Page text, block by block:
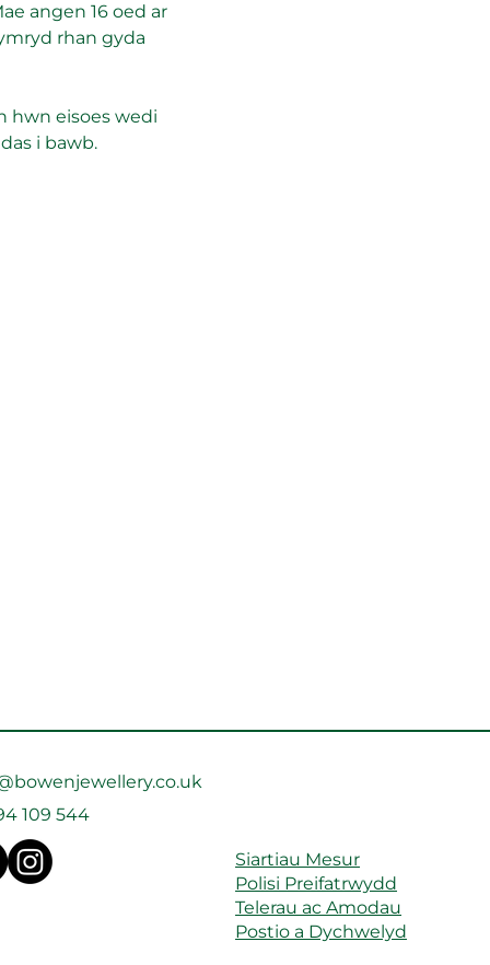
angen 16 oed ar
rhan gyda
hwn eisoes wedi
i bawb.
109 544
Siartiau Mesur
Polisi Preifatrwydd
Telerau ac Amodau
Postio a Dychwelyd